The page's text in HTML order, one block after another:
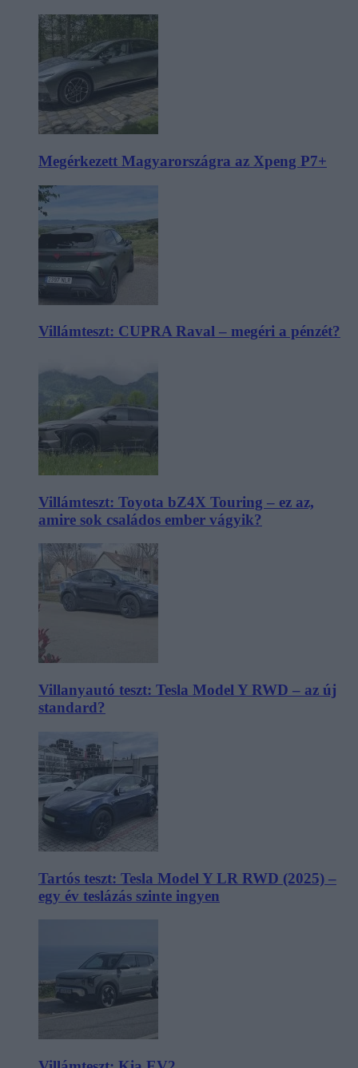
Megérkezett Magyarországra az Xpeng P7+
Villámteszt: CUPRA Raval – megéri a pénzét?
Villámteszt: Toyota bZ4X Touring – ez az,
amire sok családos ember vágyik?
Villanyautó teszt: Tesla Model Y RWD – az új
standard?
Tartós teszt: Tesla Model Y LR RWD (2025) –
egy év teslázás szinte ingyen